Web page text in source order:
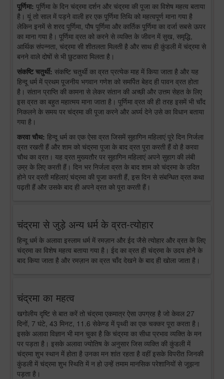
पूर्णिमा: पूर्णिमा के दिन चंद्रमा दर्शन और चंद्रमा की पूजा का विशेष महत्व बताया
है। यूं तो साल में पड़ने वाली हर एक पूर्णिमा तिथि को महत्वपूर्ण माना गया है
लेकिन इनमें से शरद पूर्णिमा, पौष पूर्णिमा और कार्तिक पूर्णिमा का दर्जा सबसे ऊपर
का माना गया है। पूर्णिमा व्रत को करने से व्यक्ति के जीवन में सुख, समृद्धि,
आर्थिक संपन्नता, चंद्रमा सी शीतलता मिलती है और साथ ही कुंडली में चंद्रमा से
बनने वाले दोषों से भी छुटकारा मिलता है।
संकष्टि चतुर्थी: संकष्टि चतुर्थी का व्रत प्रत्येक माह में किया जाता है और यह
हिन्दू धर्म में प्रथम पूजनीय भगवान गणेश को समर्पित बेहद ही पावन व्रत होता
है। संतान प्राप्ति की कामना से लेकर संतान की अच्छी और उत्तम सेहत के लिए
इस व्रत का बहुत महात्मय माना जाता है। पूर्णिमा व्रत की ही तरह इसमें भी चाँद
निकलने के समय पर चंद्रमा की पूजा करने और अर्घ्य देने उसे का विधान बताया
गया है।
करवा चौथ: हिन्दू धर्म का एक ऐसा व्रत जिसमें सुहागिन महिलाएं पूरे दिन निर्जला
व्रत रखती हैं और शाम को चंद्रमा पूजा के बाद व्रत पूरा करती हैं वो है करवा
चौथ का व्रत। यह व्रत मुख्यतौर पर सुहागिन महिलाएं अपने सुहाग की लंबी
उम्र के लिए करती हैं। दिन भर निर्जला व्रत के बाद शाम को चंद्रमा के उदित
होने पर व्रती महिलाएं चंद्रमा की पूजा करती हैं, इस दिन से संबन्धित व्रत कथा
पढ़ती हैं और उसके बाद ही अपने व्रत को पूरा करती हैं।
चंद्रमा से जुड़े अन्य धर्म के व्रत-त्योहार
हिन्दू धर्म के अलावा इस्लाम धर्म में रमज़ान और ईद जैसे त्योहार और व्रत के लिए
चंद्रमा का विशेष महत्व बताया गया है। ईद का व्रत ही चंद्रमा के उदय होने के
बाद किया जाता है और रमज़ान का व्रत चाँद देखने के बाद ही खोला जाता है।
चंद्रमा का महत्व
खगोलीय दृष्टि से बात करें तो चंद्रमा एकमात्र ऐसा उपग्रह है जो केवल 27
दिनों, 7 घंटे, 43 मिनट, 11.6 सेकेण्ड में पृथ्वी का एक चक्कर पूरा करता है।
इसके अलावा विज्ञान भी मान चुका है कि चंद्रमा का सीधा प्रभाव व्यक्ति के मन
पर पड़ता है। इसके अलावा ज्योतिष के अनुसार जिस व्यक्ति की कुंडली में
चंद्रमा शुभ स्थान में होता है उनका मन शांत रहता है वहीं इसके विपरीत जिनकी
कुंडली में चंद्रमा शुभ स्थिति में न हो उन्हें तमाम मानसिक परेशानियों से जूझना
पड़ता है।